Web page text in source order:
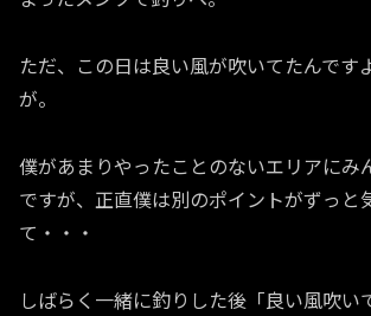
ただ、この日は良い風が吹いてたんです
が。
僕があまりやったことのないエリアにみ
ですが、正直僕は別のポイントがずっと
て・・・
しばらく一緒に釣りした後「良い風吹い